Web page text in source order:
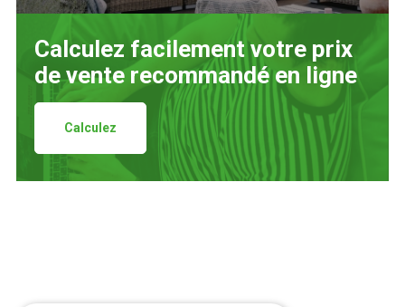
Calculez facilement votre prix
de vente recommandé en ligne
Calculez